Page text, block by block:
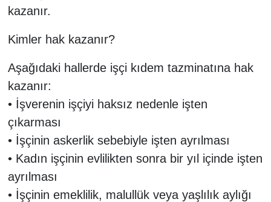
kazanır.
Kimler hak kazanır?
Aşağıdaki hallerde işçi kıdem tazminatına hak
kazanır:
• İşverenin işçiyi haksız nedenle işten
çıkarması
• İşçinin askerlik sebebiyle işten ayrılması
• Kadın işçinin evlilikten sonra bir yıl içinde işten
ayrılması
• İşçinin emeklilik, malullük veya yaşlılık aylığı